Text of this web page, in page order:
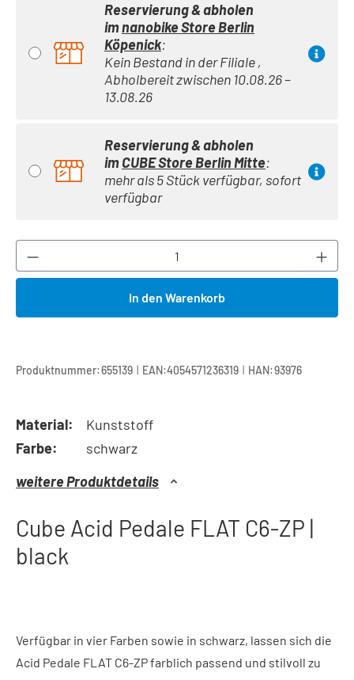
Reservierung & abholen
imnanobike Store Berlin
Köpenick:
Kein Bestand in der Filiale ,
Abholbereit zwischen 10.08.26 –
13.08.26
Reservierung & abholen
imCUBE Store Berlin Mitte:
mehr als 5 Stück verfügbar, sofort
verfügbar
Produkt Anzahl: Gib den gewünschten
In den Warenkorb
Produktnummer:655139 | EAN:4054571236319 | HAN:93976
Material:
Kunststoff
Farbe:
schwarz
weitere Produktdetails
Cube Acid Pedale FLAT C6-ZP |
black
Verfügbar in vier Farben sowie in schwarz, lassen sich die
Acid Pedale FLAT C6-ZP farblich passend und stilvoll zu